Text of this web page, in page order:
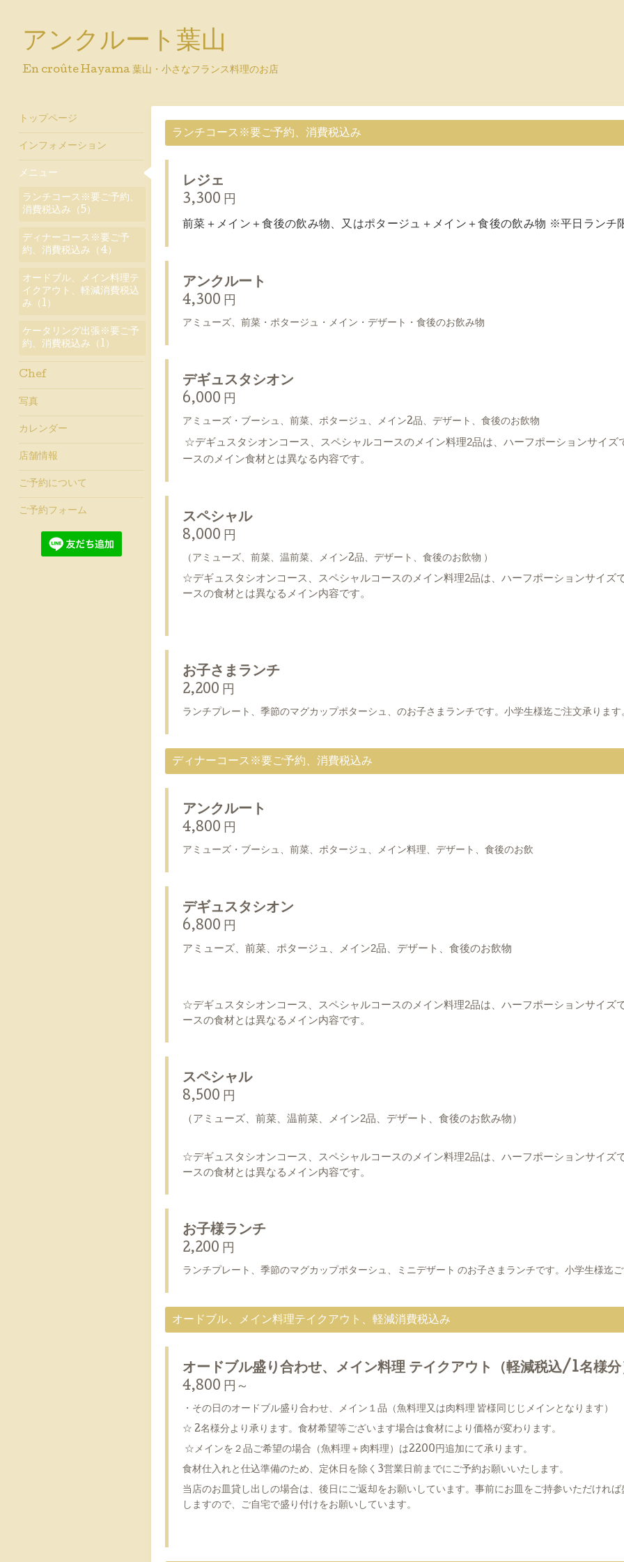
アンクルート葉山
En croûte Hayama 葉山・小さなフランス料理のお店
ランチコース※要ご予約、消費税込み
レジェ
3,300 円
前菜＋メイン＋食後の飲み物、又はポタージュ ＋メイン＋食後の飲み物 ※平日ランチ
アンクルート
4,300 円
アミューズ、前菜・ポタージュ・メイン・デザート・食後のお飲み物
デギュスタシオン
6,000 円
アミューズ・ブーシュ、前菜、ポタージュ、メイン2品、デザート、食後のお飲物
☆デギュスタシオンコース、スペシャルコースのメイン料理2品は、ハーフポーションサイ
ースのメイン食材とは異なる内容です。
スペシャル
8,000 円
（アミューズ、前菜、温前菜、メイン2品、デザート、食後のお飲物 ）
☆デギュスタシオンコース、スペシャルコースのメイン料理2品は、ハーフポーションサイズ
ースの食材とは異なるメイン内容です。
お子さまランチ
2,200 円
ランチプレート、季節のマグカップポターシュ、のお子さまランチです。小学生様迄ご注文承ります
ディナーコース※要ご予約、消費税込み
アンクルート
4,800 円
アミューズ・ブーシュ、前菜、ポタージュ、メイン料理、デザート、食後のお飲
デギュスタシオン
6,800 円
アミューズ、前菜、ポタージュ、メイン2品、デザート、食後のお飲物
☆デギュスタシオンコース、スペシャルコースのメイン料理2品は、ハーフポーションサイズ
ースの食材とは異なるメイン内容です。
スペシャル
8,500 円
（アミューズ、前菜、温前菜、メイン2品、デザート、食後のお飲み物）
☆デギュスタシオンコース、スペシャルコースのメイン料理2品は、ハーフポーションサイズ
ースの食材とは異なるメイン内容です。
お子様ランチ
2,200 円
ランチプレート、季節のマグカップポターシュ、ミニデザート のお子さまランチです。小学生様迄
オードブル、メイン料理テイクアウト、軽減消費税込み
オードブル盛り合わせ、メイン料理 テイクアウト（軽減税込/1名様分
4,800 円～
・その日のオードブル盛り合わせ、メイン１品（魚料理又は肉料理 皆様同じじメインとなります）
☆ 2名様分より承ります。食材希望等ございます場合は食材により価格が変わります。
☆メインを２品ご希望の場合（魚料理＋肉料理）は2200円追加にて承ります。
食材仕入れと仕込準備のため、定休日を除く3営業日前までにご予約お願いいたします。
当店のお皿貸し出しの場合は、後日にご返却をお願いしています。事前にお皿をご持参いただけれ
しますので、ご自宅で盛り付けをお願いしています。
トップページ
インフォメーション
メニュー
ランチコース※要ご予約、
消費税込み（5）
ディナーコース※要ご予
約、消費税込み（4）
オードブル、メイン料理テ
イクアウト、軽減消費税込
み（1）
ケータリング出張※要ご予
約、消費税込み（1）
Chef
写真
カレンダー
店舗情報
ご予約について
ご予約フォーム